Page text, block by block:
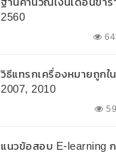
2560
วิธีแทรกเครื่องหมายถูกใ
2007, 2010
แนวข้อสอบ E-learning